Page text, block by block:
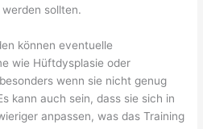
sollten.
können eventuelle
wie Hüftdysplasie oder
wenn sie nicht genug
kann auch sein, dass sie sich in
anpassen, was das Training